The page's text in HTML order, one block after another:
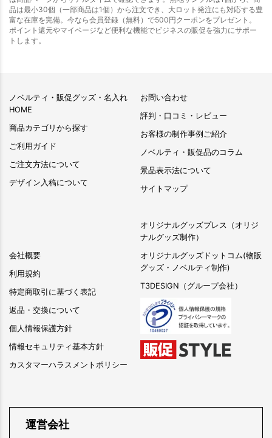
品は最小30個（一部商品は1個）から注文でき、大ロット発注にも対応する豊
富な在庫を完備。今なら会員登録（無料）で500円クーポンをプレゼント。
ポイント還元やマイページなど便利な機能でビジネスの販促を強力にサポー
トします。
ノベルティ・販促グッズ・名入れ
HOME
商品カテゴリから探す
ご利用ガイド
ご注文方法について
デザイン入稿について
会社概要
利用規約
特定商取引に基づく表記
返品・交換について
個人情報保護方針
情報セキュリティ基本方針
カスタマーハラスメントポリシー
お問い合わせ
評判・口コミ・レビュー
お客様の制作事例ご紹介
ノベルティ・販促品のコラム
景品表示法について
サイトマップ
オリジナルグッズプレス（オリジ
ナルグッズ制作）
オリジナルグッズドットコム(物販
グッズ・ノベルティ制作)
T3DESIGN（グループ会社）
運営会社